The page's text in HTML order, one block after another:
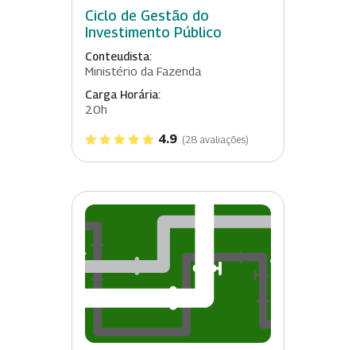
Ciclo de Gestão do
Investimento Público
Conteudista:
Ministério da Fazenda
Carga Horária:
20h
4.9 (28 avaliações)